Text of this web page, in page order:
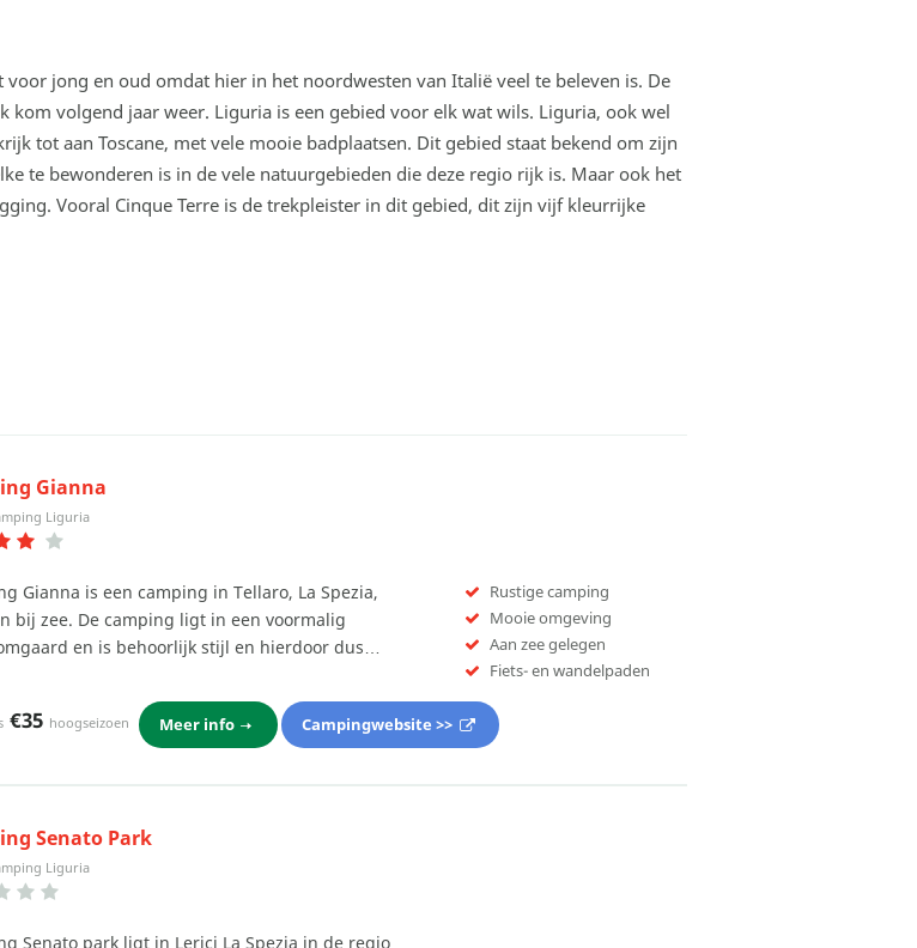
jong en oud omdat hier in het noordwesten van Italië veel te beleven is. De
kom volgend jaar weer. Liguria is een gebied voor elk wat wils. Liguria, ook wel
tot aan Toscane, met vele mooie badplaatsen. Dit gebied staat bekend om zijn
te bewonderen is in de vele natuurgebieden die deze regio rijk is. Maar ook het
Vooral Cinque Terre is de trekpleister in dit gebied, dit zijn vijf kleurrijke
Gianna
Liguria
Gianna is een camping in Tellaro, La Spezia,
bij zee. De camping ligt in een voormalig
en is behoorlijk stijl en hierdoor dus…
Rustige camping
Mooie omgeving
Aan zee gelegen
Fiets- en wandelpaden
€35 hoogseizoen Meer info Campingwebsite >>
Senato Park
Liguria
Senato park ligt in Lerici La Spezia in de regio